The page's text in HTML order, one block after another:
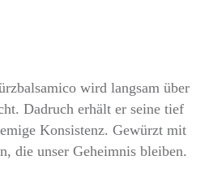
wird langsam über
Dadruch erhält er seine tief
Konsistenz. Gewürzt mit
die unser Geheimnis bleiben.